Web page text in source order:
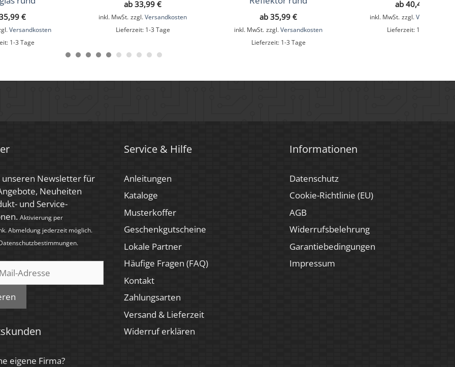
€
Versandkosten
1-3 Tage
ab 33,99 €
inkl. MwSt. zzgl. Versandkosten
Lieferzeit: 1-3 Tage
ab 35,99 €
inkl. MwSt. zzgl. Versandkosten
Lieferzeit: 1-3 Tage
ab 40,49
inkl. MwSt. zzgl.
Lieferzeit: 1-3 Tage
Newsletter für
Neuheiten
und Service-
Aktivierung per
Abmeldung jederzeit möglich.
.
eigene Firma?
Service & Hilfe
Anleitungen
Kataloge
Musterkoffer
Geschenkgutscheine
Lokale Partner
Häufige Fragen (FAQ)
Kontakt
Zahlungsarten
Versand & Lieferzeit
Widerruf erklären
Informationen
Datenschutz
Cookie-Richtlinie (EU)
AGB
Widerrufsbelehrung
Garantiebedingungen
Impressum